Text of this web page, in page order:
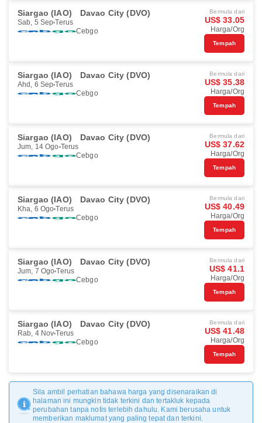
Siargao (IAO) Davao City (DVO)
Sab, 5 Sep Terus
Cebgo
Bermula dari
US$ 33.05
Harga/Org
Tempah
Siargao (IAO) Davao City (DVO)
Ahd, 6 Sep Terus
Cebgo
Bermula dari
US$ 35.38
Harga/Org
Tempah
Siargao (IAO) Davao City (DVO)
Jum, 14 Ogo Terus
Cebgo
Bermula dari
US$ 37.62
Harga/Org
Tempah
Siargao (IAO) Davao City (DVO)
Kha, 6 Ogo Terus
Cebgo
Bermula dari
US$ 40.49
Harga/Org
Tempah
Siargao (IAO) Davao City (DVO)
Jum, 7 Ogo Terus
Cebgo
Bermula dari
US$ 41.1
Harga/Org
Tempah
Siargao (IAO) Davao City (DVO)
Rab, 4 Nov Terus
Cebgo
Bermula dari
US$ 41.48
Harga/Org
Tempah
Sila ambil perhatian bahawa harga yang disenaraikan di
halaman ini mungkin tidak terkini dan tertakluk kepada
perubahan tanpa notis terlebih dahulu. Kami berusaha untuk
memberikan maklumat yang paling tepat dan terkini.